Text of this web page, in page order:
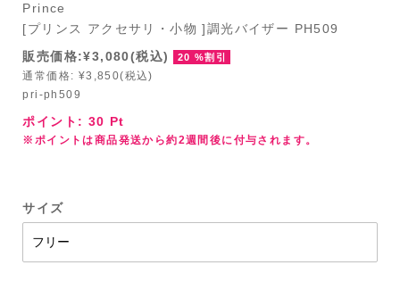
Prince
[プリンス アクセサリ・小物 ]調光バイザー PH509
販売価格:¥3,080(税込)
20 %割引
通常価格: ¥3,850(税込)
pri-ph509
ポイント: 30 Pt
※ポイントは商品発送から約2週間後に付与されます。
サイズ